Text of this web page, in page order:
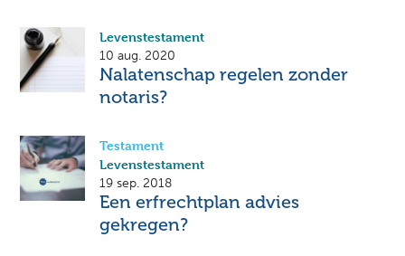
Levenstestament
10 aug. 2020
Nalatenschap regelen zonder
notaris?
Testament
Levenstestament
19 sep. 2018
Een erfrechtplan advies
gekregen?